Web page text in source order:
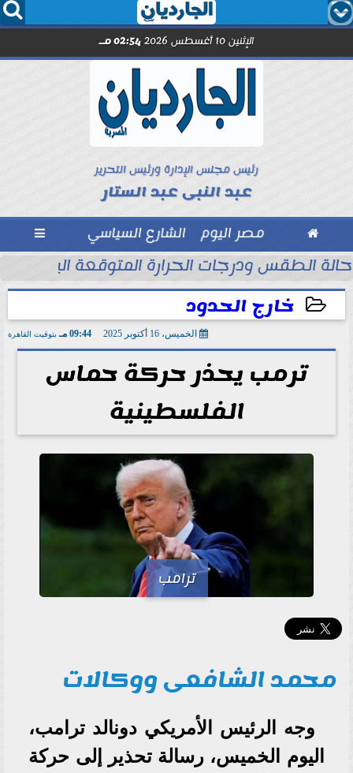
  
الإثنين 10 أغسطس 2026 02:54 مـ
رئيس مجلس الإدارة ورئيس التحرير
عبد النبى عبد الستار
 مصر اليوم الشارع السياسي 
حالة الطقس ودرجات الحرارة المتوقعة اليوم الإثنين 10 أغسطس
خارج الحدود
الخميس، 16 أكتوبر 2025 09:44 مـ بتوقيت القاهرة
ترمب يحذر حركة حماس
الفلسطينية
ترامب
محمد الشافعى ووكالات
وجه الرئيس الأمريكي دونالد ترامب،
اليوم الخميس، رسالة تحذير إلى حركة